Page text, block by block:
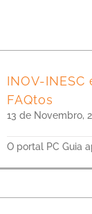
INOV-
FAQtos
13 de Novembro,
O portal PC Guia